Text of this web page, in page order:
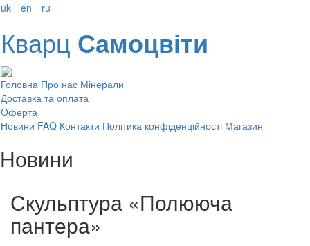
uk en ru
Кварц Самоцвіти
Головна Про нас Мінерали
Доставка та оплата
Оферта
Новини FAQ Контакти Політика конфіденційності Магазин
Новини
Скульптура «Полююча
пантера»